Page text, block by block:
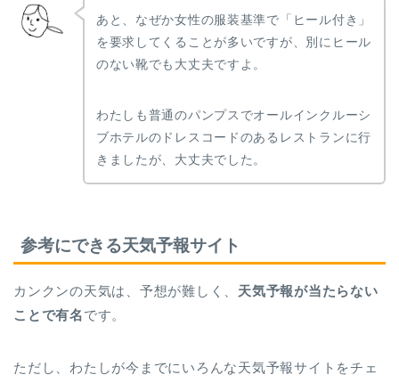
あと、なぜか女性の服装基準で「ヒール付き」
を要求してくることが多いですが、別にヒール
のない靴でも大丈夫ですよ。
わたしも普通のパンプスでオールインクルーシ
ブホテルのドレスコードのあるレストランに行
きましたが、大丈夫でした。
参考にできる天気予報サイト
カンクンの天気は、予想が難しく、 天気予報が当たらない
ことで有名です。
ただし、わたしが今までにいろんな天気予報サイトをチェ